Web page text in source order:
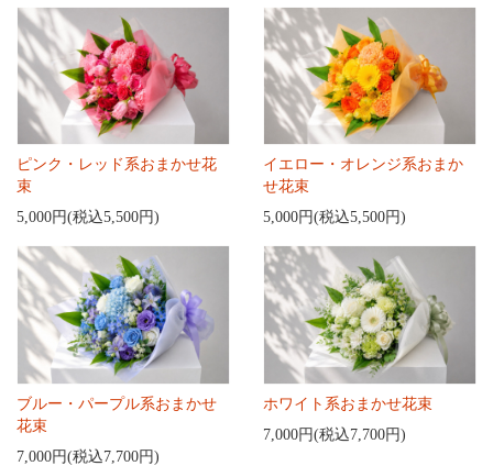
ピンク・レッド系おまかせ花
束
5,000円(税込5,500円)
イエロー・オレンジ系おまか
せ花束
5,000円(税込5,500円)
ブルー・パープル系おまかせ
花束
7,000円(税込7,700円)
ホワイト系おまかせ花束
7,000円(税込7,700円)